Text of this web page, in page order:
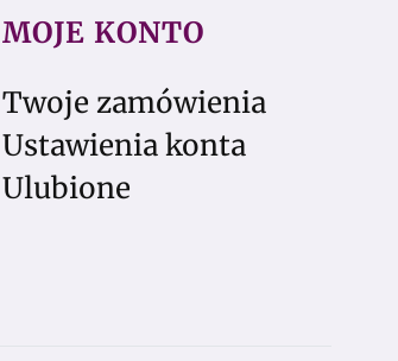
MOJE KONTO
Twoje zamówienia
Ustawienia konta
Ulubione